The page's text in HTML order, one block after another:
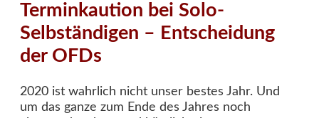
Terminkaution bei Solo-
Selbständigen – Entscheidung
der OFDs
2020 ist wahrlich nicht unser bestes Jahr. Und
um das ganze zum Ende des Jahres noch